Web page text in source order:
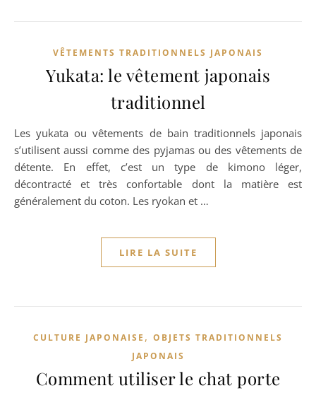
VÊTEMENTS TRADITIONNELS JAPONAIS
Yukata: le vêtement japonais
traditionnel
Les yukata ou vêtements de bain traditionnels japonais
s’utilisent aussi comme des pyjamas ou des vêtements de
détente. En effet, c’est un type de kimono léger,
décontracté et très confortable dont la matière est
généralement du coton. Les ryokan et …
LIRE LA SUITE
CULTURE JAPONAISE , OBJETS TRADITIONNELS
JAPONAIS
Comment utiliser le chat porte